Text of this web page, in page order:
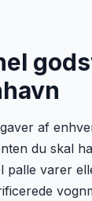
af
du skal
palle varer